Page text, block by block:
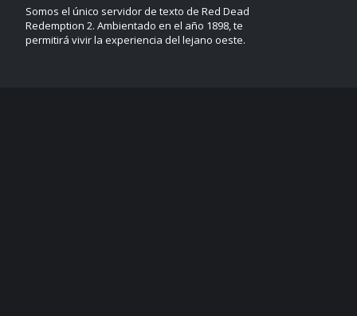
Somos el único servidor de texto de Red Dead
Redemption 2. Ambientado en el año 1898, te
permitirá vivir la experiencia del lejano oeste.